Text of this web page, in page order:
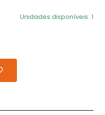
Unidades disponíveis: 1